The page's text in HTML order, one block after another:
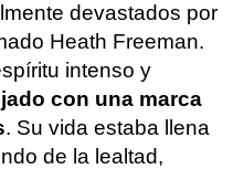
devastados por
Heath Freeman.
intenso y
con una marca
. Su vida estaba llena
de la lealtad,